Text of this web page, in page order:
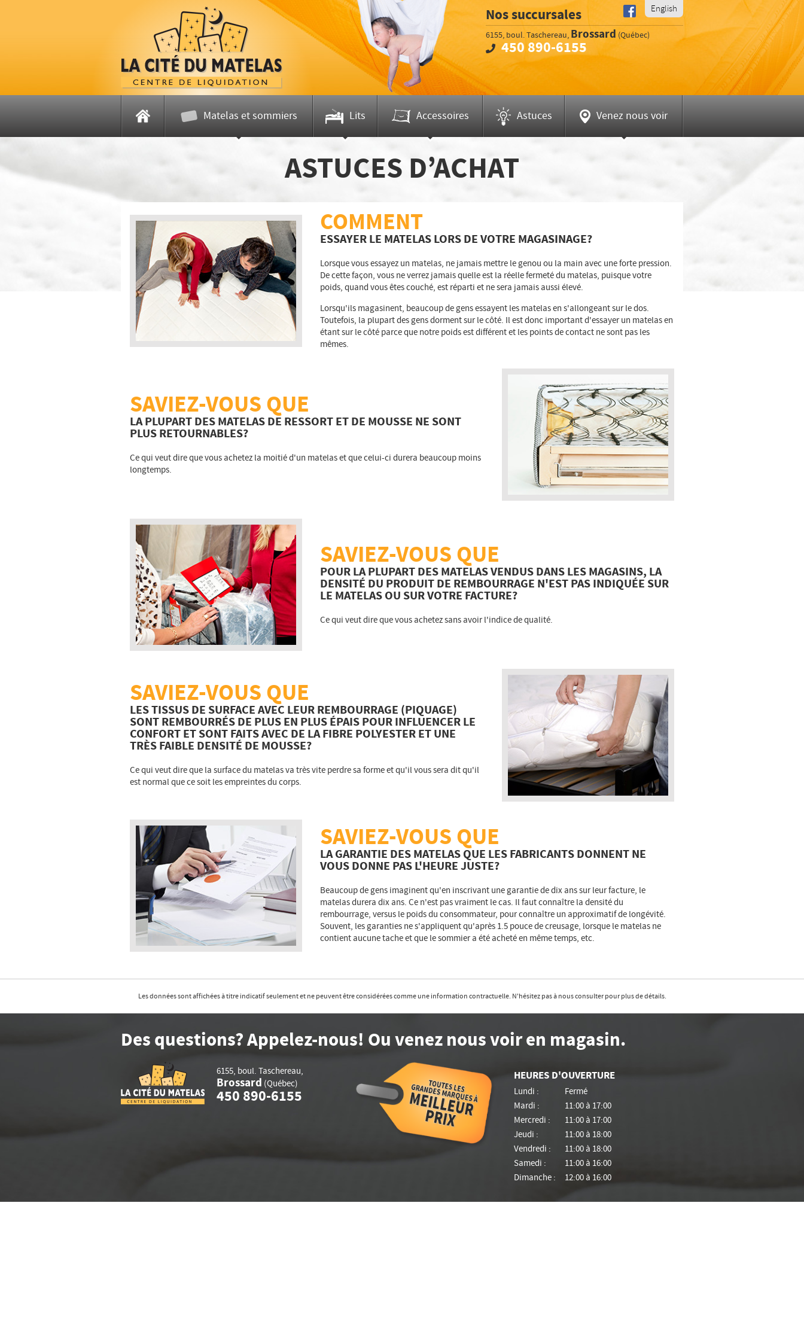
Nos succursales
Brossard
6155, boul. Taschereau, Brossard (Québec)
Téléphone :
450 890-6155
English
Accueil
Matelas et sommiers Lits Accessoires Astuces Venez nous voir
ASTUCES D’ACHAT
COMMENT
ESSAYER LE MATELAS LORS DE VOTRE MAGASINAGE?
Lorsque vous essayez un matelas, ne jamais mettre le genou ou la main avec une forte pression.
De cette façon, vous ne verrez jamais quelle est la réelle fermeté du matelas, puisque votre
poids, quand vous êtes couché, est réparti et ne sera jamais aussi élevé.
Lorsqu'ils magasinent, beaucoup de gens essayent les matelas en s'allongeant sur le dos.
Toutefois, la plupart des gens dorment sur le côté. Il est donc important d'essayer un matelas en
étant sur le côté parce que notre poids est différent et les points de contact ne sont pas les
mêmes.
SAVIEZ-VOUS QUE
LA PLUPART DES MATELAS DE RESSORT ET DE MOUSSE NE SONT
PLUS RETOURNABLES?
Ce qui veut dire que vous achetez la moitié d'un matelas et que celui-ci durera beaucoup moins
longtemps.
SAVIEZ-VOUS QUE
POUR LA PLUPART DES MATELAS VENDUS DANS LES MAGASINS, LA
DENSITÉ DU PRODUIT DE REMBOURRAGE N'EST PAS INDIQUÉE SUR
LE MATELAS OU SUR VOTRE FACTURE?
Ce qui veut dire que vous achetez sans avoir l'indice de qualité.
SAVIEZ-VOUS QUE
LES TISSUS DE SURFACE AVEC LEUR REMBOURRAGE (PIQUAGE)
SONT REMBOURRÉS DE PLUS EN PLUS ÉPAIS POUR INFLUENCER LE
CONFORT ET SONT FAITS AVEC DE LA FIBRE POLYESTER ET UNE
TRÈS FAIBLE DENSITÉ DE MOUSSE?
Ce qui veut dire que la surface du matelas va très vite perdre sa forme et qu'il vous sera dit qu'il
est normal que ce soit les empreintes du corps.
SAVIEZ-VOUS QUE
LA GARANTIE DES MATELAS QUE LES FABRICANTS DONNENT NE
VOUS DONNE PAS L'HEURE JUSTE?
Beaucoup de gens imaginent qu'en inscrivant une garantie de dix ans sur leur facture, le
matelas durera dix ans. Ce n'est pas vraiment le cas. Il faut connaître la densité du
rembourrage, versus le poids du consommateur, pour connaître un approximatif de longévité.
Souvent, les garanties ne s'appliquent qu'après 1.5 pouce de creusage, lorsque le matelas ne
contient aucune tache et que le sommier a été acheté en même temps, etc.
Les données sont affichées à titre indicatif seulement et ne peuvent être considérées comme une information contractuelle. N'hésitez pas à nous consulter pour plus de détails.
Des questions? Appelez-nous! Ou venez nous voir en magasin.
6155, boul. Taschereau,
Brossard (Québec)
450 890-6155
HEURES D'OUVERTURE
Lundi :
Fermé
Mardi :
11:00 à 17:00
Mercredi :
11:00 à 17:00
Jeudi :
11:00 à 18:00
Vendredi :
11:00 à 18:00
Samedi :
11:00 à 16:00
Dimanche :
12:00 à 16:00